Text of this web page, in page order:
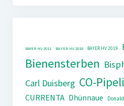
BAYER HV 2011 BAYER HV 2018 BAYER HV 2019
Bienensterben
Carl Duisberg CO-
CURRENTA Dhünnaue